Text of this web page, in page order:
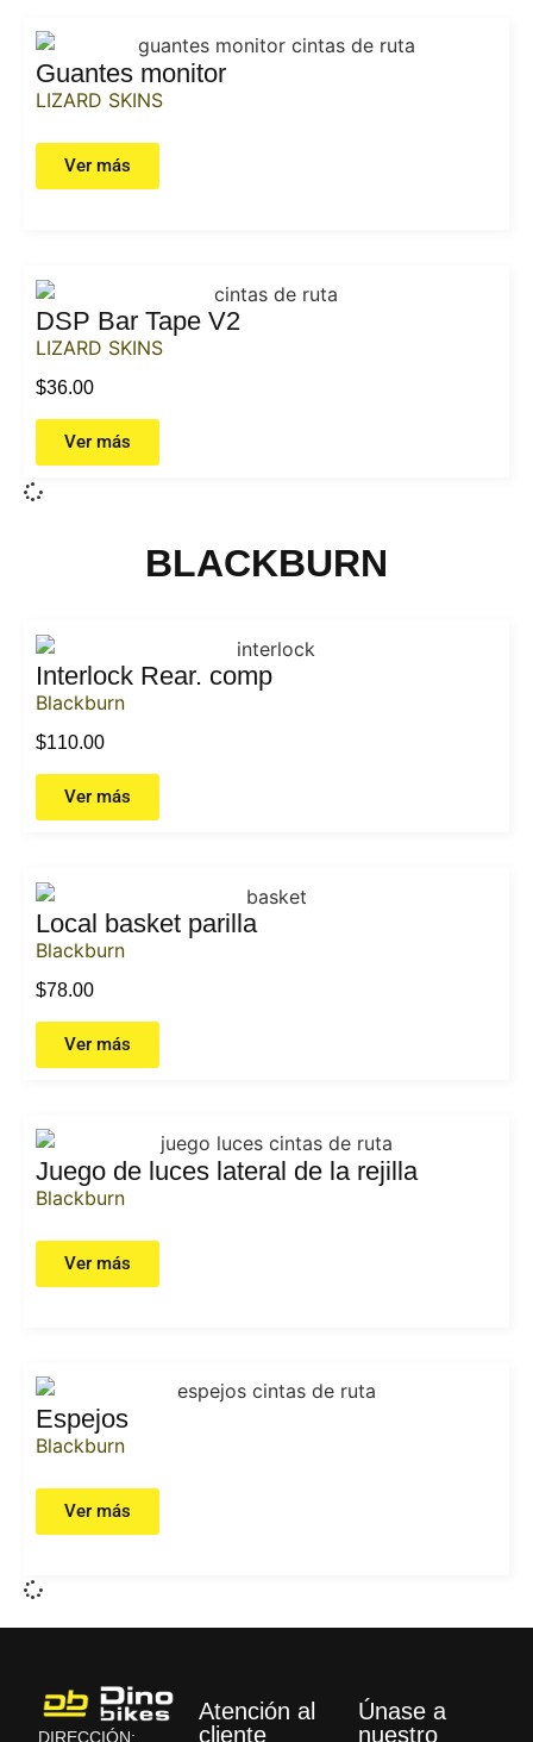
Guantes monitor
LIZARD SKINS
Ver más
DSP Bar Tape V2
LIZARD SKINS
$36.00
Ver más
BLACKBURN
Interlock Rear. comp
Blackburn
$110.00
Ver más
Local basket parilla
Blackburn
$78.00
Ver más
Juego de luces lateral de la rejilla
Blackburn
Ver más
Espejos
Blackburn
Ver más
DIRECCIÓN:
Atención al
cliente
Únase a
nuestro